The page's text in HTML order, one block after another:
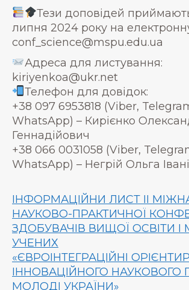
Тези доповідей
липня 2024 року на
conf_science@mspu.edu.ua
Адреса для листування:
kiriyenkoa@ukr.net
Телефон для довідок:
+38 097 6953818 (Viber,
WhatsApp) – Кирієнко
Геннадійович
+38 066 0031058 (Viber,
WhatsApp) – Негрій Ольга
ІНФОРМАЦІЙНИ ЛИСТ II
НАУКОВО-ПРАКТИЧНОЇ
ЗДОБУВАЧІВ ВИЩОЇ ОСВІТИ
УЧЕНИХ
«ЄВРОІНТЕГРАЦІЙНІ
ІННОВАЦІЙНОГО НАУКОВОГО
МОЛОДІ УКРАЇНИ»